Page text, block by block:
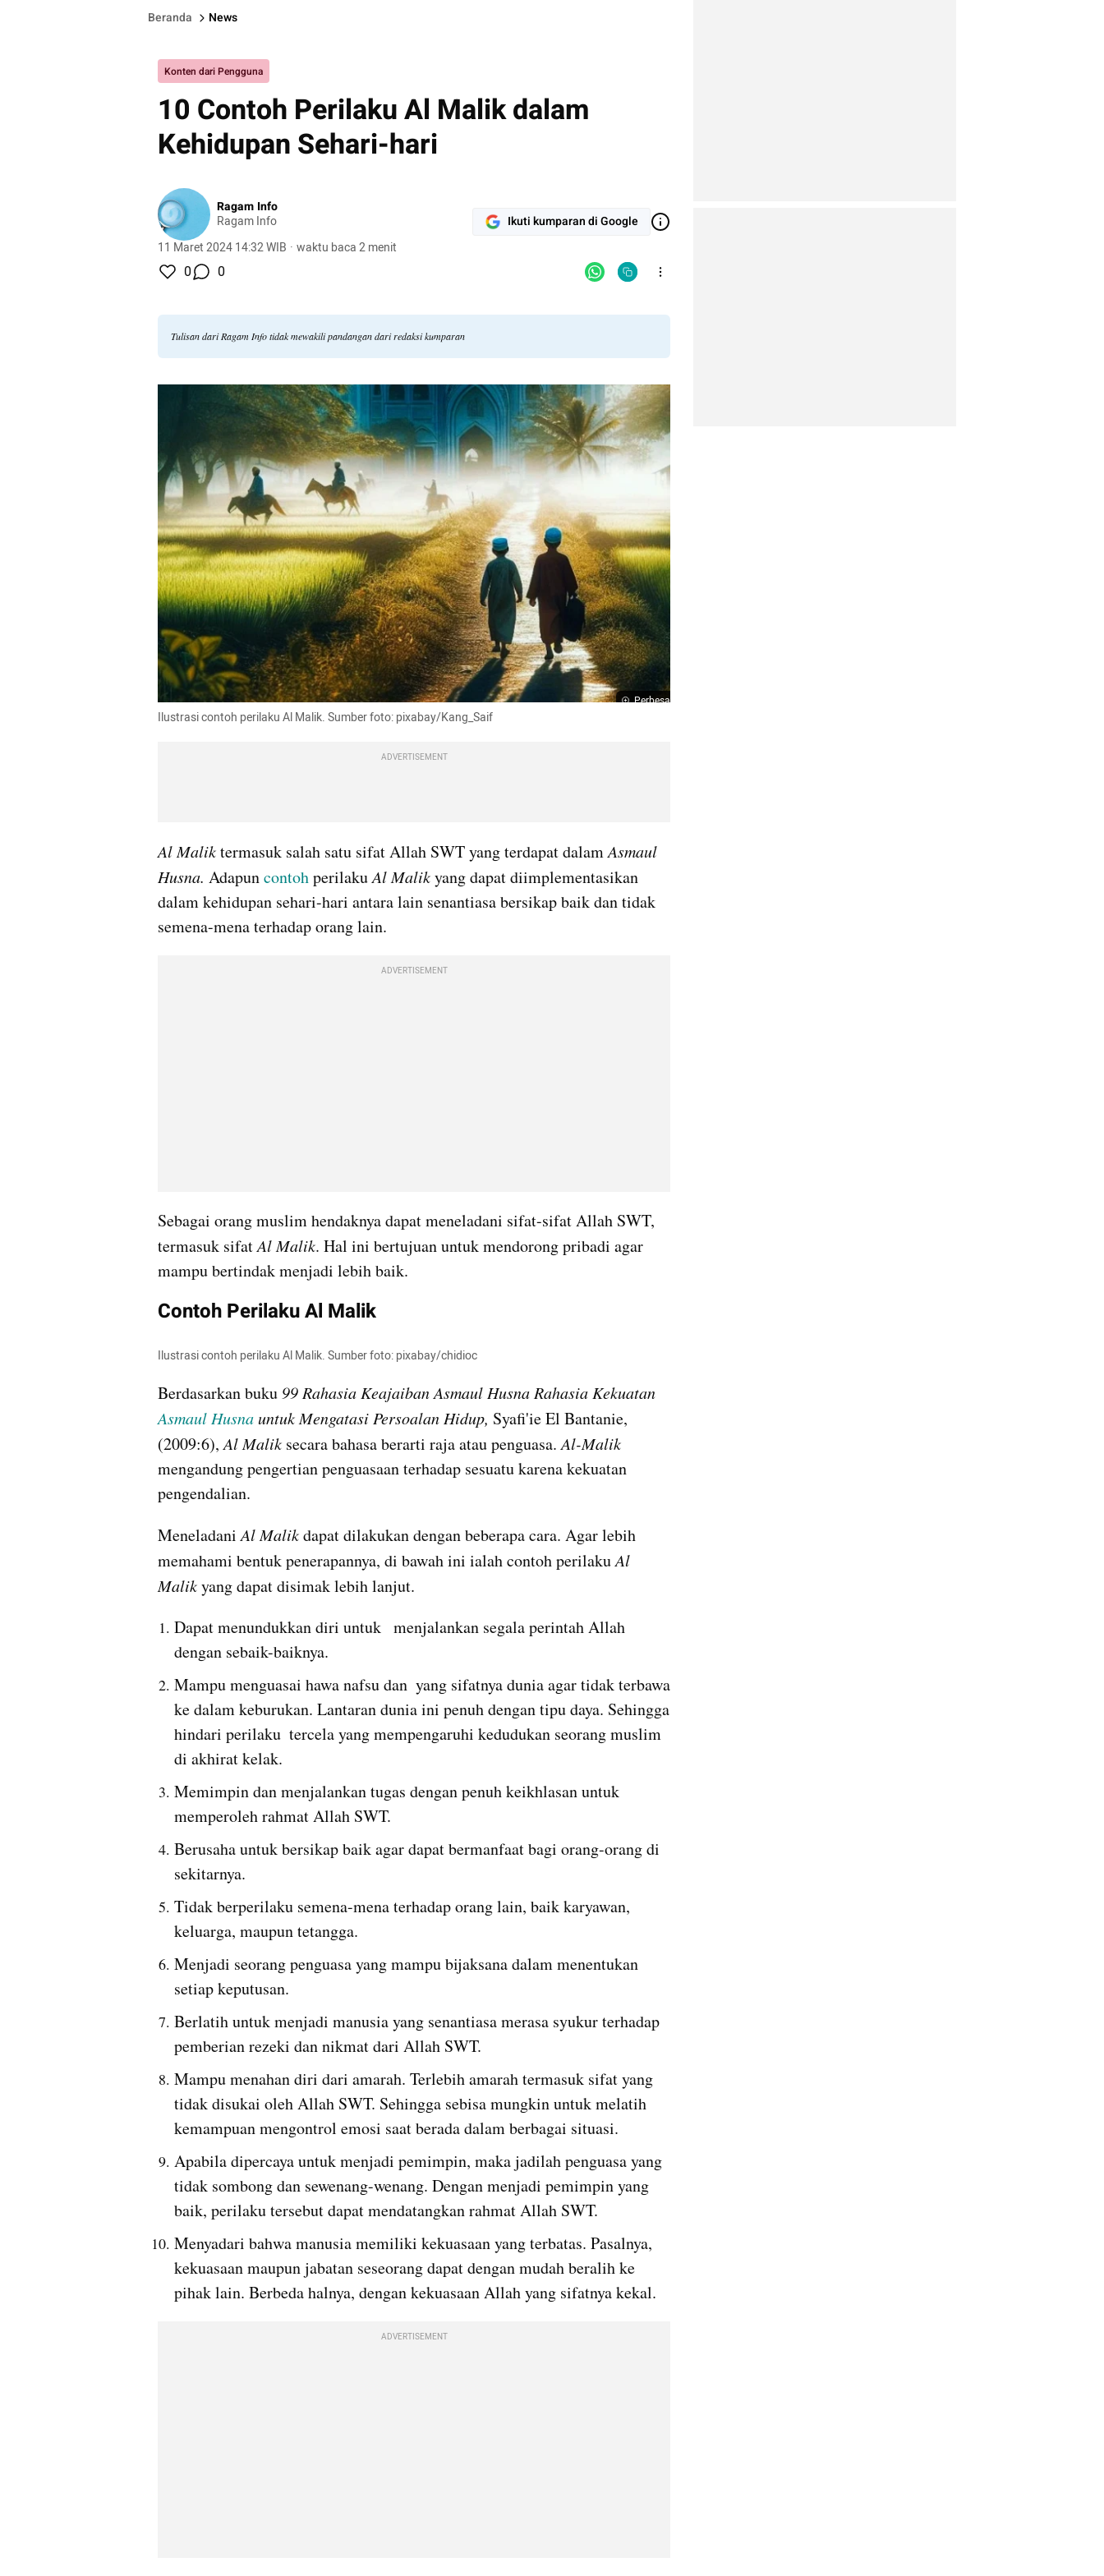
Beranda News
Konten dari Pengguna
10 Contoh Perilaku Al Malik dalam
Kehidupan Sehari-hari
Ragam Info
Ragam Info
11 Maret 2024 14:32 WIB · waktu baca 2 menit
Ikuti kumparan di Google
0 0
Tulisan dari Ragam Info tidak mewakili pandangan dari redaksi kumparan
Perbesar
Ilustrasi contoh perilaku Al Malik. Sumber foto: pixabay/Kang_Saif
ADVERTISEMENT
Al Malik termasuk salah satu sifat Allah SWT yang terdapat dalam Asmaul
Husna. Adapun contoh perilaku Al Malik yang dapat diimplementasikan
dalam kehidupan sehari-hari antara lain senantiasa bersikap baik dan tidak
semena-mena terhadap orang lain.
ADVERTISEMENT
Sebagai orang muslim hendaknya dapat meneladani sifat-sifat Allah SWT,
termasuk sifat Al Malik. Hal ini bertujuan untuk mendorong pribadi agar
mampu bertindak menjadi lebih baik.
Contoh Perilaku Al Malik
Ilustrasi contoh perilaku Al Malik. Sumber foto: pixabay/chidioc
Berdasarkan buku
Asmaul Husna untuk Mengatasi Persoalan Hidup, Syafi'ie El Bantanie,
(2009:6), Al Malik secara bahasa berarti raja atau penguasa.
mengandung pengertian penguasaan terhadap sesuatu karena kekuatan
pengendalian.
Meneladani Al Malik dapat dilakukan dengan beberapa cara. Agar lebih
memahami bentuk penerapannya, di bawah ini ialah contoh perilaku Al
Malik yang dapat disimak lebih lanjut.
Dapat menundukkan diri untuk   menjalankan segala perintah Allah
dengan sebaik-baiknya.
Mampu menguasai hawa nafsu dan  yang sifatnya dunia agar tidak terbawa
ke dalam keburukan. Lantaran dunia ini penuh dengan tipu daya. Sehingga
hindari perilaku  tercela yang mempengaruhi kedudukan seorang muslim
di akhirat kelak.
Memimpin dan menjalankan tugas dengan penuh keikhlasan untuk
memperoleh rahmat Allah SWT.
Berusaha untuk bersikap baik agar dapat bermanfaat bagi orang-orang di
sekitarnya.
Tidak berperilaku semena-mena terhadap orang lain, baik karyawan,
keluarga, maupun tetangga.
Menjadi seorang penguasa yang mampu bijaksana dalam menentukan
setiap keputusan.
Berlatih untuk menjadi manusia yang senantiasa merasa syukur terhadap
pemberian rezeki dan nikmat dari Allah SWT.
Mampu menahan diri dari amarah. Terlebih amarah termasuk sifat yang
tidak disukai oleh Allah SWT. Sehingga sebisa mungkin untuk melatih
kemampuan mengontrol emosi saat berada dalam berbagai situasi.
Apabila dipercaya untuk menjadi pemimpin, maka jadilah penguasa yang
tidak sombong dan sewenang-wenang. Dengan menjadi pemimpin yang
baik, perilaku tersebut dapat mendatangkan rahmat Allah SWT.
Menyadari bahwa manusia memiliki kekuasaan yang terbatas. Pasalnya,
kekuasaan maupun jabatan seseorang dapat dengan mudah beralih ke
pihak lain. Berbeda halnya, dengan kekuasaan Allah yang sifatnya kekal.
ADVERTISEMENT